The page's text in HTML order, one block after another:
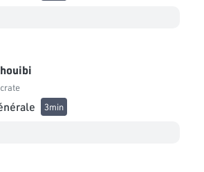
3min
Ftirich
Al Karama